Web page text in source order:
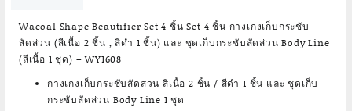
Wacoal Shape Beautifier Set 4 ชิ้น Set 4 ชิ้น กางเกงเก็บกระชับ
สัดส่วน (สีเนื้อ 2 ชิ้น , สีดำ 1 ชิ้น) และ ชุดเก็บกระชับสัดส่วน Body Line
(สีเนื้อ 1 ชุด) – WY1608
กางเกงเก็บกระชับสัดส่วน สีเนื้อ 2 ชิ้น / สีดำ 1 ชิ้น และ ชุดเก็บ
กระชับสัดส่วน Body Line 1 ชุด